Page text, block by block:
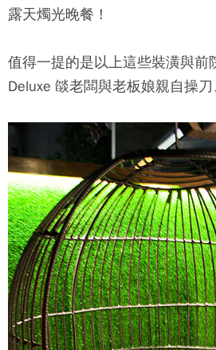
露天燭光晚餐！
值得一提的是以上這些裝潢與前
Deluxe 燄老闆與老板娘親自操